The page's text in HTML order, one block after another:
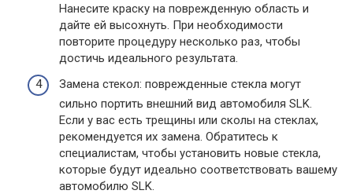
Нанесите краску на поврежденную область и
дайте ей высохнуть. При необходимости
повторите процедуру несколько раз, чтобы
достичь идеального результата.
Замена стекол: поврежденные стекла могут
сильно портить внешний вид автомобиля SLK.
Если у вас есть трещины или сколы на стеклах,
рекомендуется их замена. Обратитесь к
специалистам, чтобы установить новые стекла,
которые будут идеально соответствовать вашему
автомобилю SLK.